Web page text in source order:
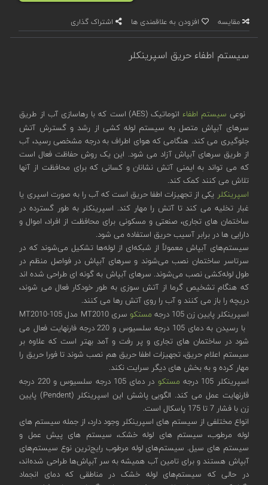
مقایسه افزودن به علاقمندی ها اشتراک گذاری
سیستم اطفاء حریق اسپرینکلر
نوعی سیستم اطفاء
اتوماتیک (AES) است که با رهاسازی آب از طریق
سرهای آبپاش متصل به سیستم لوله کشی از رشد و گسترش آتش
جلوگیری می کند. هنگامی که هوای اطراف به درجه مشخصی رسید، آب
از طریق سرهای آبپاش آزاد می شود. این یک روش حفاظت فعال است
که می تواند به ایمنی آتش نشانان و کسانی که برای محافظت از آنها
تلاش می کنند کمک کند.
اسپرینکلر یکی از تجهیزات اطفا حریق است که آب را به صورت اسپری یا
غبار تخلیه می کند تا آتش را مهار کند. اسپرینکلر به طور گسترده در
ساختمان های تجاری، صنعتی و مسکونی برای محافظت از افراد، اموال و
دارایی ها در برابر آسیب حریق استفاده می شود.
سیستم‌های آبپاش معمولاً از شبکه‌ای از لوله‌ها تشکیل می‌شوند که در
سرتاسر ساختمان نصب می‌شوند و سرهای آبپاش در فواصل منظم در
طول لوله‌کشی نصب می‌شوند. سرهای آبپاش به گونه ای طراحی شده اند
که هنگام تشخیص گرما از آتش سوزی به طور خودکار فعال می شوند،
دریچه را باز می کنند و آب را روی آتش رها می کنند.
اسپرینکلر پایین زن 105 درجه
مستکو
سری MT2010 مدل MT2010-105
با رسیدن به دمای 105 درجه سلسیوس و 220 درجه فارنهایت فعال می
شود در ساختمان های تجاری و پر رفت و آمد بهتر است که علاوه بر
سیستم اعلام حریق، تجهیزات اطفا حریق هم نصب شوند تا فورا حریق را
مهار کرده و به بخش های دیگر سرایت نکند.
اسپرینکلر 105 درجه
مستکو
در دمای 105 درجه سلسیوس و 220 درجه
فارنهایت عمل می کند. الگویی پاشش این اسپرینکلر (Pendent) پایین
زن با فشار 7 تا 175 پاسکال است.
انواع مختلفی از سیستم های اسپرینکلر وجود دارد، از جمله سیستم های
لوله مرطوب، سیستم های لوله خشک، سیستم های پیش عمل و
سیستم های سیل. سیستم‌های لوله مرطوب رایج‌ترین نوع سیستم‌های
آبپاش هستند و برای تامین آب همیشه به سر آبپاش‌ها طراحی شده‌اند،
در حالی که سیستم‌های لوله خشک در مناطقی که دمای انجماد